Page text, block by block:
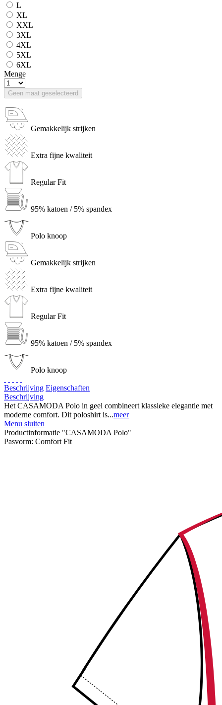
L
XL
XXL
3XL
4XL
5XL
6XL
Menge
Geen maat geselecteerd
Gemakkelijk strijken
Extra fijne kwaliteit
Regular Fit
95% katoen / 5% spandex
Polo knoop
Gemakkelijk strijken
Extra fijne kwaliteit
Regular Fit
95% katoen / 5% spandex
Polo knoop
Beschrijving Eigenschaften
Beschrijving
Het CASAMODA Polo in geel combineert klassieke elegantie met
moderne comfort. Dit poloshirt is...meer
Menu sluiten
Productinformatie "CASAMODA Polo"
Pasvorm: Comfort Fit